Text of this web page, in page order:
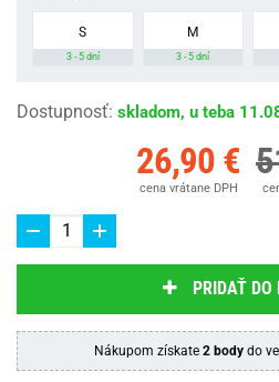
S
3 - 5 dní
M
3 - 5 dní
Dostupnosť: skladom, u teba
26,90 €
cena vrátane DPH
PRIDAŤ
Nákupom získate 2 bodydo